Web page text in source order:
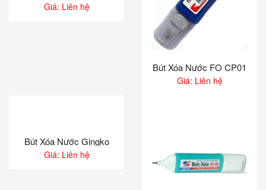
Giá: Liên hệ
Bút Xóa Nước FO CP01
Giá: Liên hệ
Bút Xóa Nước Gingko
Giá: Liên hệ